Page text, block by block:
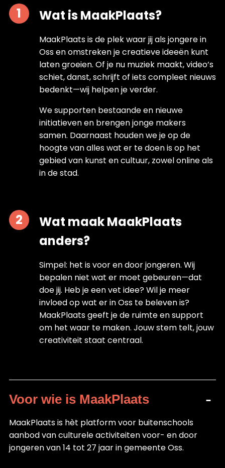
Wat is MaakPlaats?
MaakPlaats is de plek waar jij als jongere in
Oss en omstreken je creatieve ideeën kunt
laten groeien. Of je nu muziek maakt, video’s
schiet, danst, schrijft of iets compleet nieuws
bedenkt—wij helpen je verder.
We supporten bestaande en nieuwe
initiatieven en brengen jonge makers
samen. Daarnaast houden we je op de
hoogte van alles wat er te doen is op het
gebied van kunst en cultuur, zowel online als
in de stad.
Wat maak MaakPlaats
anders?
Simpel: het is voor en door jongeren. Wij
bepalen niet wat er moet gebeuren—dat
doe jij. Heb je een vet idee? Wil je meer
invloed op wat er in Oss te beleven is?
MaakPlaats geeft je de ruimte en support
om het waar te maken. Jouw stem telt, jouw
creativiteit staat centraal.
Voor wie is MaakPlaats
MaakPlaats is hèt platform voor buitenschools
aanbod van culturele activiteiten voor- en door
jongeren van 14 tot 27 jaar in gemeente Oss.